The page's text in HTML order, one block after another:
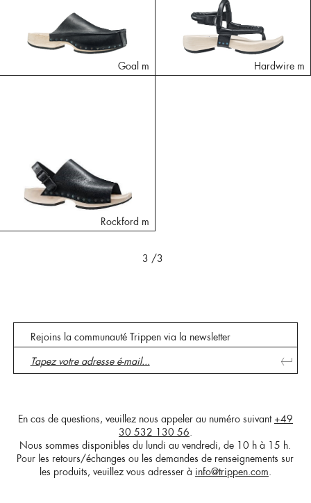
Goal m Hardwire m
Rockford m
3 /3
Rejoins la communauté Trippen via la newsletter
En cas de questions, veuillez nous appeler au numéro suivant +49
30 532 130 56.
Nous sommes disponibles du lundi au vendredi, de 10 h à 15 h.
Pour les retours/échanges ou les demandes de renseignements sur
les produits, veuillez vous adresser à info@trippen.com.